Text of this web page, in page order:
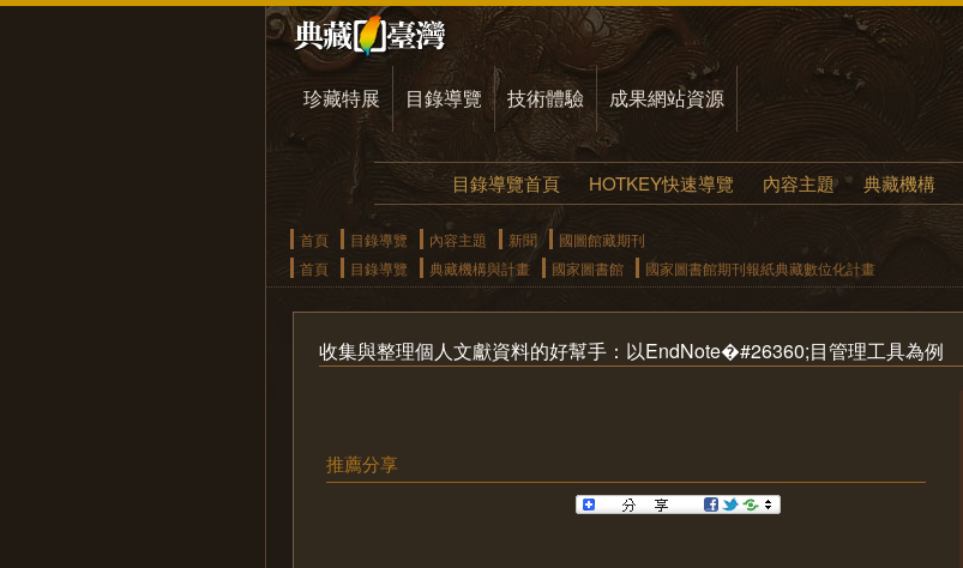
珍藏特展 目錄導覽 技術體驗 成果網站資源
目錄導覽首頁 HOTKEY快速導覽 內容主題 典藏機構
首頁 目錄導覽 內容主題 新聞
國圖館藏期刊
首頁
目錄導覽 典藏機構與計畫 國家圖書館 國家圖書館期刊報紙典藏數位化計畫
收集與整理個人文獻資料的好幫手：以EndNote�#26360;目管理工具為例
推薦分享